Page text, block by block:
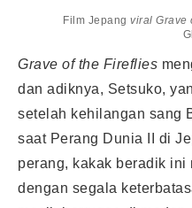
Film Jepang viral Grave
Grave of the Fireflies
dan adiknya, Setsuko,
setelah kehilangan sang
saat Perang Dunia II di
perang, kakak beradik
dengan segala